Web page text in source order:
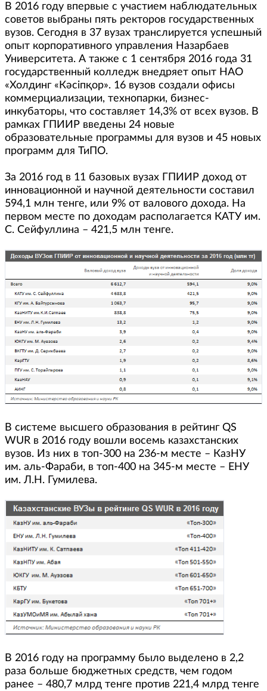
В 2016 году впервые с участием наблюдательных
советов выбраны пять ректоров государственных
вузов. Сегодня в 37 вузах транслируется успешный
опыт корпоративного управления Назарбаев
Университета. А также с 1 сентября 2016 года 31
государственный колледж внедряет опыт НАО
«Холдинг «Кәсіпқор». 16 вузов создали офисы
коммерциализации, технопарки, бизнес-
инкубаторы, что составляет 14,3% от всех вузов. В
рамках ГПИИР введены 24 новые
образовательные программы для вузов и 45 новых
программ для ТиПО.
За 2016 год в 11 базовых вузах ГПИИР доход от
инновационной и научной деятельности составил
594,1 млн тенге, или 9% от валового дохода. На
первом месте по доходам располагается КАТУ им.
С. Сейфуллина – 421,5 млн тенге.
В системе высшего образования в рейтинг QS
WUR в 2016 году вошли восемь казахстанских
вузов. Из них в топ-300 на 236-м месте – КазНУ
им. аль-Фараби, в топ-400 на 345-м месте – ЕНУ
им. Л.Н. Гумилева.
В 2016 году на программу было выделено в 2,2
раза больше бюджетных средств, чем годом
ранее – 480,7 млрд тенге против 221,4 млрд тенге